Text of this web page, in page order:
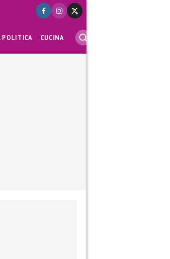
POLITICA CUCINA